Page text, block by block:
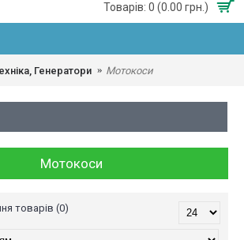
Товарів: 0 (0.00 грн.)
Генератори Мотокоси
Мотокоси
товарів (0)